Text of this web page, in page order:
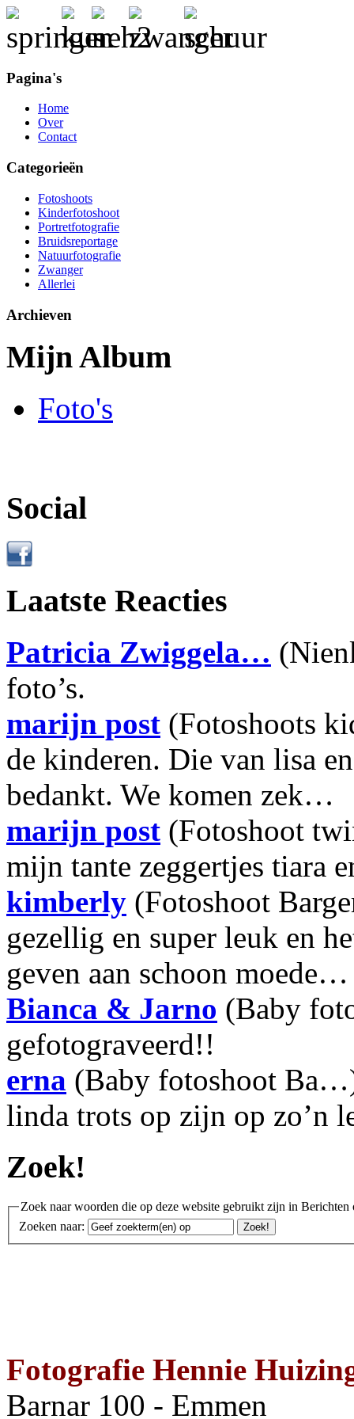
Pagina's
Home
Over
Contact
Categorieën
Fotoshoots
Kinderfotoshoot
Portretfotografie
Bruidsreportage
Natuurfotografie
Zwanger
Allerlei
Archieven
Mijn Album
Foto's
Social
Laatste Reacties
Patricia Zwiggela…
foto’s.
marijn post (Fotoshoots
de kinderen. Die van lisa
bedankt. We komen zek…
marijn post (Fotoshoot
mijn tante zeggertjes tiara
kimberly (Fotoshoot
gezellig en super leuk en
geven aan schoon moede…
Bianca & Jarno (Baby
gefotograveerd!!
erna (Baby fotoshoot
linda trots op zijn op zo’n
Zoek!
Zoek naar woorden die op deze website gebruikt zijn in Berichten
Zoeken naar:
Fotografie Hennie
Barnar 100 - Emmen